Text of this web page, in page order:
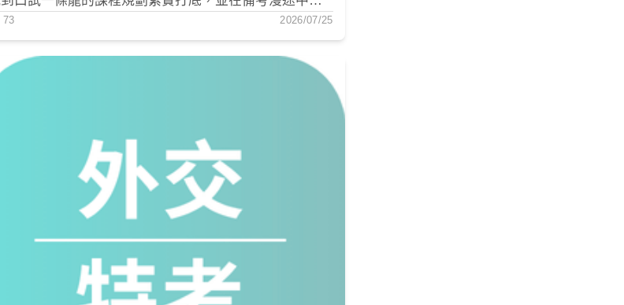
活的平衡，最終成功實現外交官夢想。
73 2026/07/25